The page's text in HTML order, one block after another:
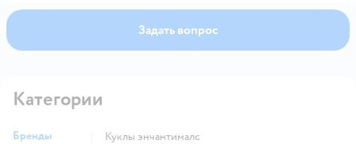
Задать вопрос
Категории
Бренды
Куклы энчантималс